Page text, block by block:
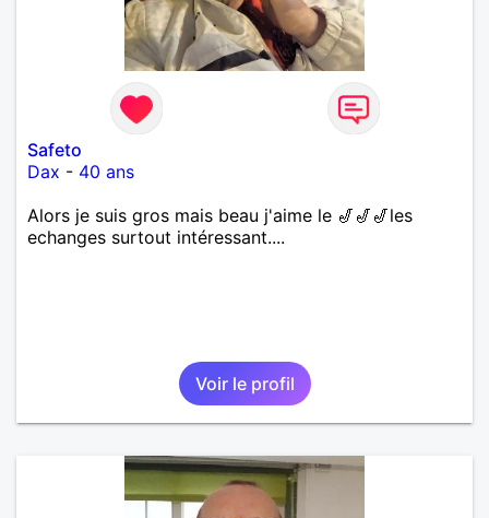
Safeto
Dax - 40 ans
Alors je suis gros mais beau j'aime le 🎷🎷🎷les
echanges surtout intéressant....
Voir le profil